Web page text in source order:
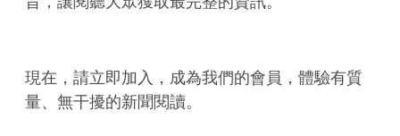
現在，請立即加入，成為我們的會員，體驗有質
量、無干擾的新聞閱讀。